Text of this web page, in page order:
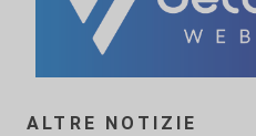
ALTRE NOTIZIE